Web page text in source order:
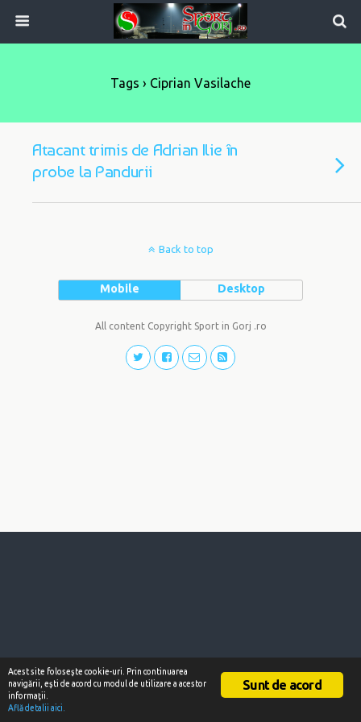
Tags › Ciprian Vasilache
Atacant trimis de Adrian Ilie în
probe la Pandurii
Back to top
Mobile Desktop
All content Copyright Sport in Gorj .ro
Sunt de acord
Acest site foloseşte cookie-uri. Prin continuarea
navigării, eşti de acord cu modul de utilizare a acestor
informaţii.
Află detalii aici.